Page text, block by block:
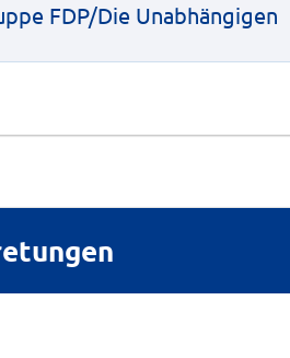
FDP/Die Unabhängigen